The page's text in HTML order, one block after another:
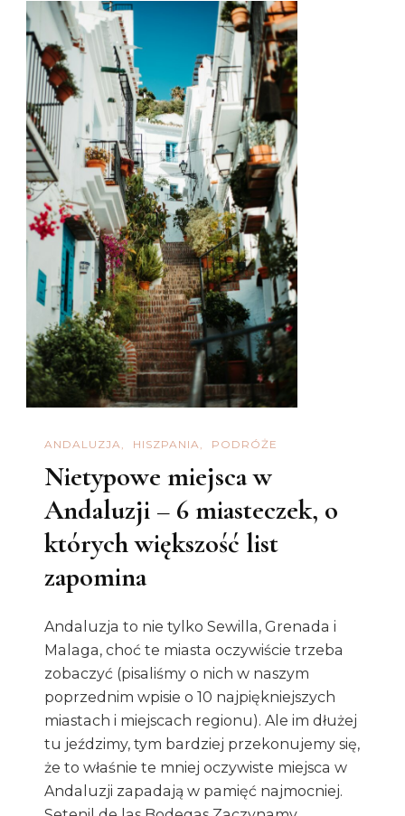
ANDALUZJA HISZPANIA PODRÓŻE
Nietypowe miejsca w
Andaluzji – 6 miasteczek, o
których większość list
zapomina
Andaluzja to nie tylko Sewilla, Grenada i
Malaga, choć te miasta oczywiście trzeba
zobaczyć (pisaliśmy o nich w naszym
poprzednim wpisie o 10 najpiękniejszych
miastach i miejscach regionu). Ale im dłużej
tu jeździmy, tym bardziej przekonujemy się,
że to właśnie te mniej oczywiste miejsca w
Andaluzji zapadają w pamięć najmocniej.